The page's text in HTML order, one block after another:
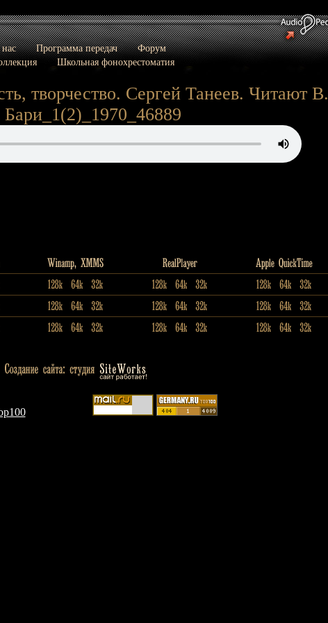
Программа передач
Форум
Школьная фонохрестоматия
творчество. Сергей Танеев. Читают В.